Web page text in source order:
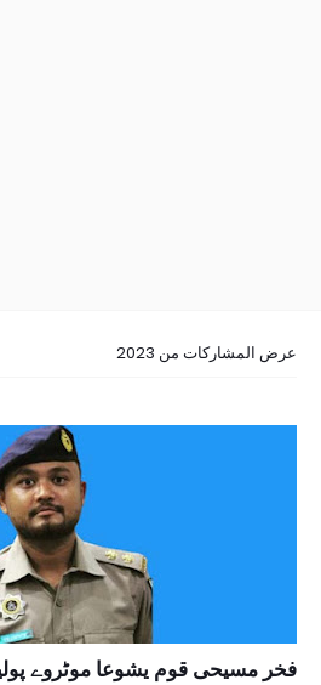
عرض المشاركات من 2023
فخر مسیحی قوم یشوعا موٹروے